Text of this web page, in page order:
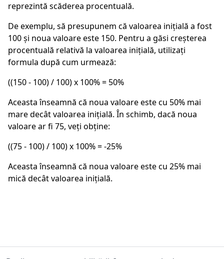
reprezintă scăderea procentuală.
De exemplu, să presupunem că valoarea inițială a fost
100 și noua valoare este 150. Pentru a găsi creșterea
procentuală relativă la valoarea inițială, utilizați
formula după cum urmează:
((150 - 100) / 100) x 100% = 50%
Aceasta înseamnă că noua valoare este cu 50% mai
mare decât valoarea inițială. În schimb, dacă noua
valoare ar fi 75, veți obține:
((75 - 100) / 100) x 100% = -25%
Aceasta înseamnă că noua valoare este cu 25% mai
mică decât valoarea inițială.